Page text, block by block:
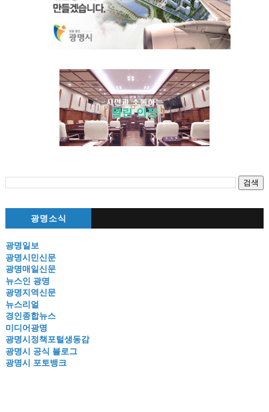
광명소식
광명일보
광명시민신문
광명매일신문
뉴스인 광명
광명지역신문
뉴스리얼
경인종합뉴스
미디어광명
광명시정책포털생동감
광명시 공식 블로그
광명시 포토뱅크